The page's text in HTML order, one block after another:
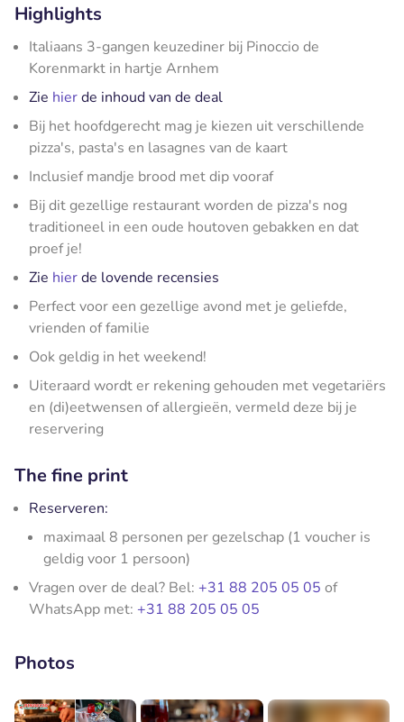
Highlights
Italiaans 3-gangen keuzediner bij Pinoccio de
Korenmarkt in hartje Arnhem
Zie hierde inhoud van de deal
Bij het hoofdgerecht mag je kiezen uit verschillende
pizza's, pasta's en lasagnes van de kaart
Inclusief mandje brood met dip vooraf
Bij dit gezellige restaurant worden de pizza's nog
traditioneel in een oude houtoven gebakken en dat
proef je!
Zie hierde lovende recensies
Perfect voor een gezellige avond met je geliefde,
vrienden of familie
Ook geldig in het weekend!
Uiteraard wordt er rekening gehouden met vegetariërs
en (di)eetwensen of allergieën, vermeld deze bij je
reservering
The fine print
Reserveren:
maximaal 8 personen per gezelschap (1 voucher is
geldig voor 1 persoon)
Vragen over de deal? Bel: +31 88 205 05 05 of
WhatsApp met: +31 88 205 05 05
Photos